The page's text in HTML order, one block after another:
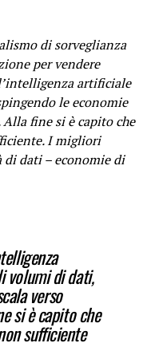
di sorveglianza
per vendere
artificiale
le economie
fine si è capito che
I migliori
dati – economie di
volumi di dati,
verso
si è capito che
sufficiente